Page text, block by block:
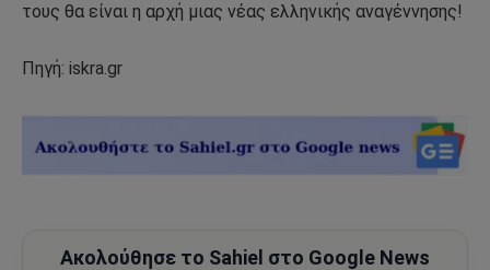
τους θα είναι η αρχή μιας νέας ελληνικής αναγέννησης!
Πηγή: iskra.gr
Ακολούθησε το Sahiel στο Google News